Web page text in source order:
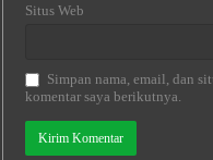
Situs Web
Simpan nama, email, dan
komentar saya berikutnya.